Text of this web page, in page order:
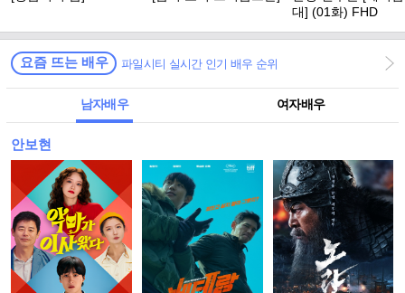
대] (01화) FHD
요즘 뜨는 배우 파일시티 실시간 인기 배우 순위
남자배우 여자배우
안보현